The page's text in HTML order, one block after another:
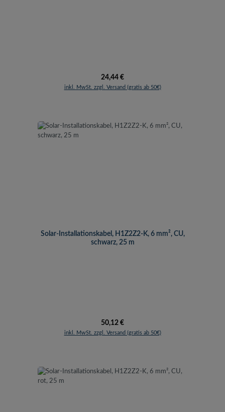
Regulärer Preis:
24,44 €
inkl. MwSt. zzgl. Versand (gratis ab 50€)
Solar-Installationskabel, H1Z2Z2-K, 6 mm², CU,
schwarz, 25 m
Regulärer Preis:
50,12 €
inkl. MwSt. zzgl. Versand (gratis ab 50€)